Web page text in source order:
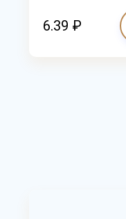
6.39 ₽